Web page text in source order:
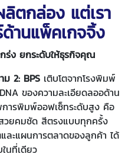
ลิตกล่อง แต่เรา
านแพ็คเกจจิ้ง
ร่ง ยกระดับให้ธุรกิจคุณ
ม 2: BPSเติบโตจากโรงพิมพ์
ของความละเอียดลออด้าน
ารพิมพ์ออฟเซ็ทระดับสูง คือ
สวยคมชัด สีตรงแบบทุกครั้ง
ะแผนการตลาดของลูกค้า ได้
นที่เดียว